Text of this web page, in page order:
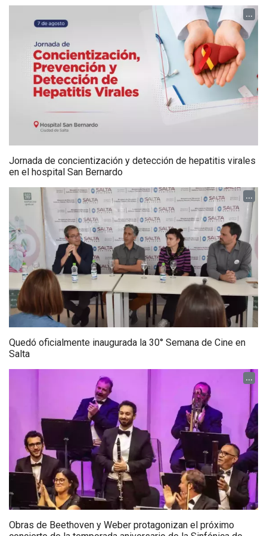
...
Jornada de concientización y detección de hepatitis virales
en el hospital San Bernardo
...
Quedó oficialmente inaugurada la 30° Semana de Cine en
Salta
...
Obras de Beethoven y Weber protagonizan el próximo